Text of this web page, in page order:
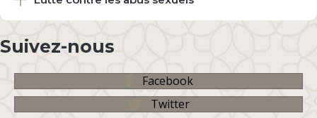
Suivez-nous
Facebook
Twitter